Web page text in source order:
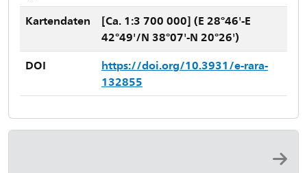
Kartendaten
[Ca. 1:3 700 000] (E 28°46'-E
42°49'/N 38°07'-N 20°26')
DOI
https://doi.org/10.3931/e-rara-
132855